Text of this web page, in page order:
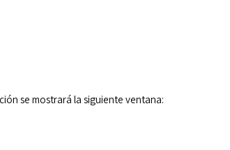
se mostrará la siguiente ventana: